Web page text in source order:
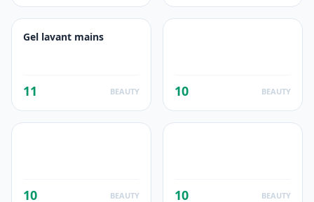
Gel lavant mains
11 BEAUTY 10 BEAUTY
10 BEAUTY 10 BEAUTY